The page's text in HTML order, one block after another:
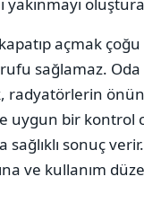
yakınmayı
açmak
sağlamaz. Oda
radyatörlerin
uygun bir kontrol
sonuç
ve kullanım